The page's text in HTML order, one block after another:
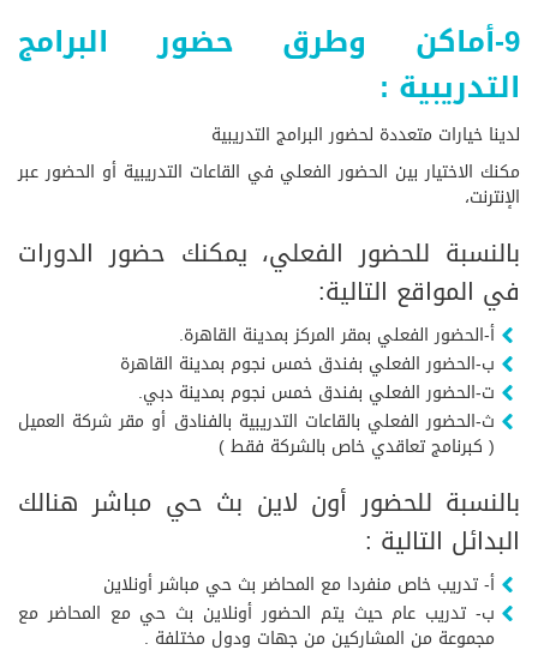
9-أماكن وطرق حضور البرامج
التدريبية :
لدينا خيارات متعددة لحضور البرامج التدريبية
مكنك الاختيار بين الحضور الفعلي في القاعات التدريبية أو الحضور عبر
الإنترنت،
بالنسبة للحضور الفعلي، يمكنك حضور الدورات
في المواقع التالية:
أ-الحضور الفعلي بمقر المركز بمدينة القاهرة.
ب-الحضور الفعلي بفندق خمس نجوم بمدينة القاهرة
ت-الحضور الفعلي بفندق خمس نجوم بمدينة دبي.
ث-الحضور الفعلي بالقاعات التدريبية بالفنادق أو مقر شركة العميل
( كبرنامج تعاقدي خاص بالشركة فقط )
بالنسبة للحضور أون لاين بث حي مباشر هنالك
البدائل التالية :
أ- تدريب خاص منفردا مع المحاضر بث حي مباشر أونلاين
ب- تدريب عام حيث يتم الحضور أونلاين بث حي مع المحاضر مع
مجموعة من المشاركين من جهات ودول مختلفة .